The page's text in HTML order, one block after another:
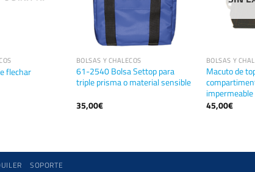
flechar
BOLSAS Y CHALECOS
61-2540 Bolsa Settop para
triple prisma o material sensible
35,00€
BOLSAS Y
Macuto de
impermeable
45,00€
SOPORTE